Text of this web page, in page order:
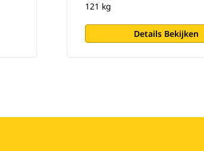
121 kg
Details Bekijken